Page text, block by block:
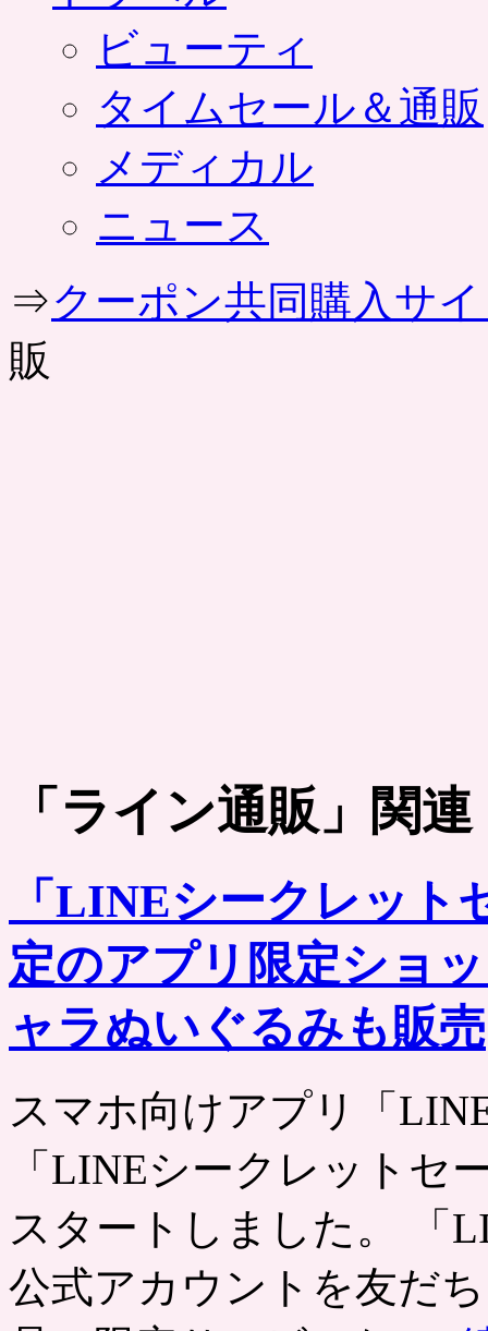
ビューティ
タイムセール＆通販
メディカル
ニュース
⇒クーポン共同購入サ
販
「 ライン通販 」関連
「LINEシークレット
定のアプリ限定ショ
ャラぬいぐるみも販売
スマホ向けアプリ「
「LINEシークレットセ
スタートしました。 「
公式アカウントを友だ